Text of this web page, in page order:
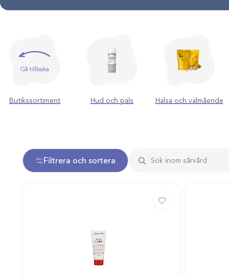
Gå tillbaka
Butikssortiment Hud och päls Hälsa och välmående
Filtrera och sortera